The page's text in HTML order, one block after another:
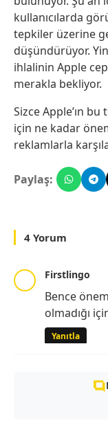
kullanıcılarda
tepkiler üzerine
düşündürüyor.
ihlalinin Apple
merakla bekliyor.
Sizce Apple’ın bu
için ne kadar
reklamlarla
Paylaş:
4 Yorum
Firstlingo
Bence
olmadığı
Yanıtla